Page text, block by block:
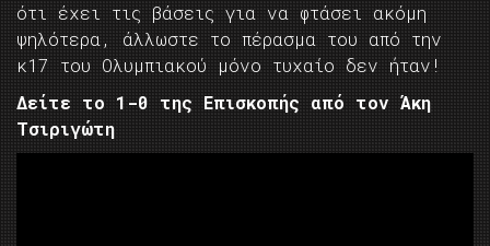
ότι έχει τις βάσεις για να φτάσει ακόμη
ψηλότερα, άλλωστε το πέρασμα του από την
κ17 του Ολυμπιακού μόνο τυχαίο δεν ήταν!
Δείτε το 1-0 της Επισκοπής από τον Άκη
Τσιριγώτη